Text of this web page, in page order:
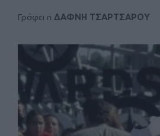
Γράφει η ΔΑΦΝΗ ΤΣΑΡΤΣΑΡΟΥ